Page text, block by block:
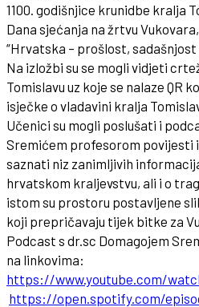
1100. godišnjice krunidbe kralja
Dana sjećanja na žrtvu
“Hrvatska – prošlost, sadašnjost
Na izložbi su se mogli vidjeti
Tomislavu uz koje se nalaze QR
isječke o vladavini kralja
Učenici su mogli poslušati i
Sremićem profesorom povijesti
saznati niz zanimljivih
hrvatskom kraljevstvu, ali i o
istom su prostoru postavljene
koji prepričavaju tijek bitke za
Podcast s dr.sc Domagojem
na linkovima:
https://www.youtube.com/
https://open.spotify.com/